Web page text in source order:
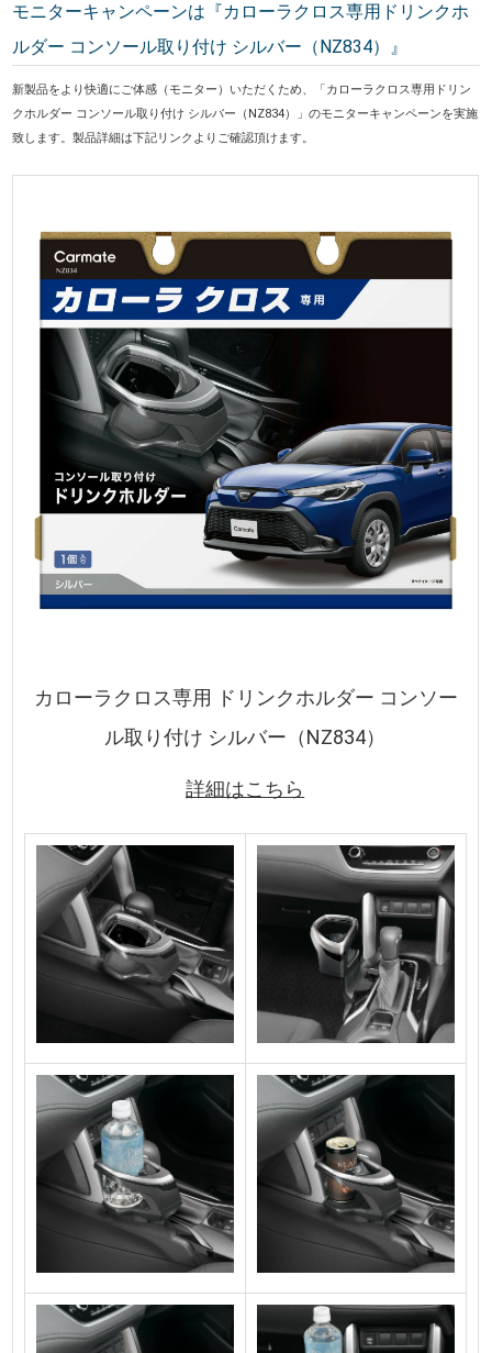
モニターキャンペーンは『カローラクロス専用ドリンクホ
ルダー コンソール取り付け シルバー（NZ834）』
新製品をより快適にご体感（モニター）いただくため、「カローラクロス専用ドリン
クホルダー コンソール取り付け シルバー（NZ834）」のモニターキャンペーンを実施
致します。製品詳細は下記リンクよりご確認頂けます。
カローラクロス専用 ドリンクホルダー コンソー
ル取り付け シルバー（NZ834）
詳細はこちら